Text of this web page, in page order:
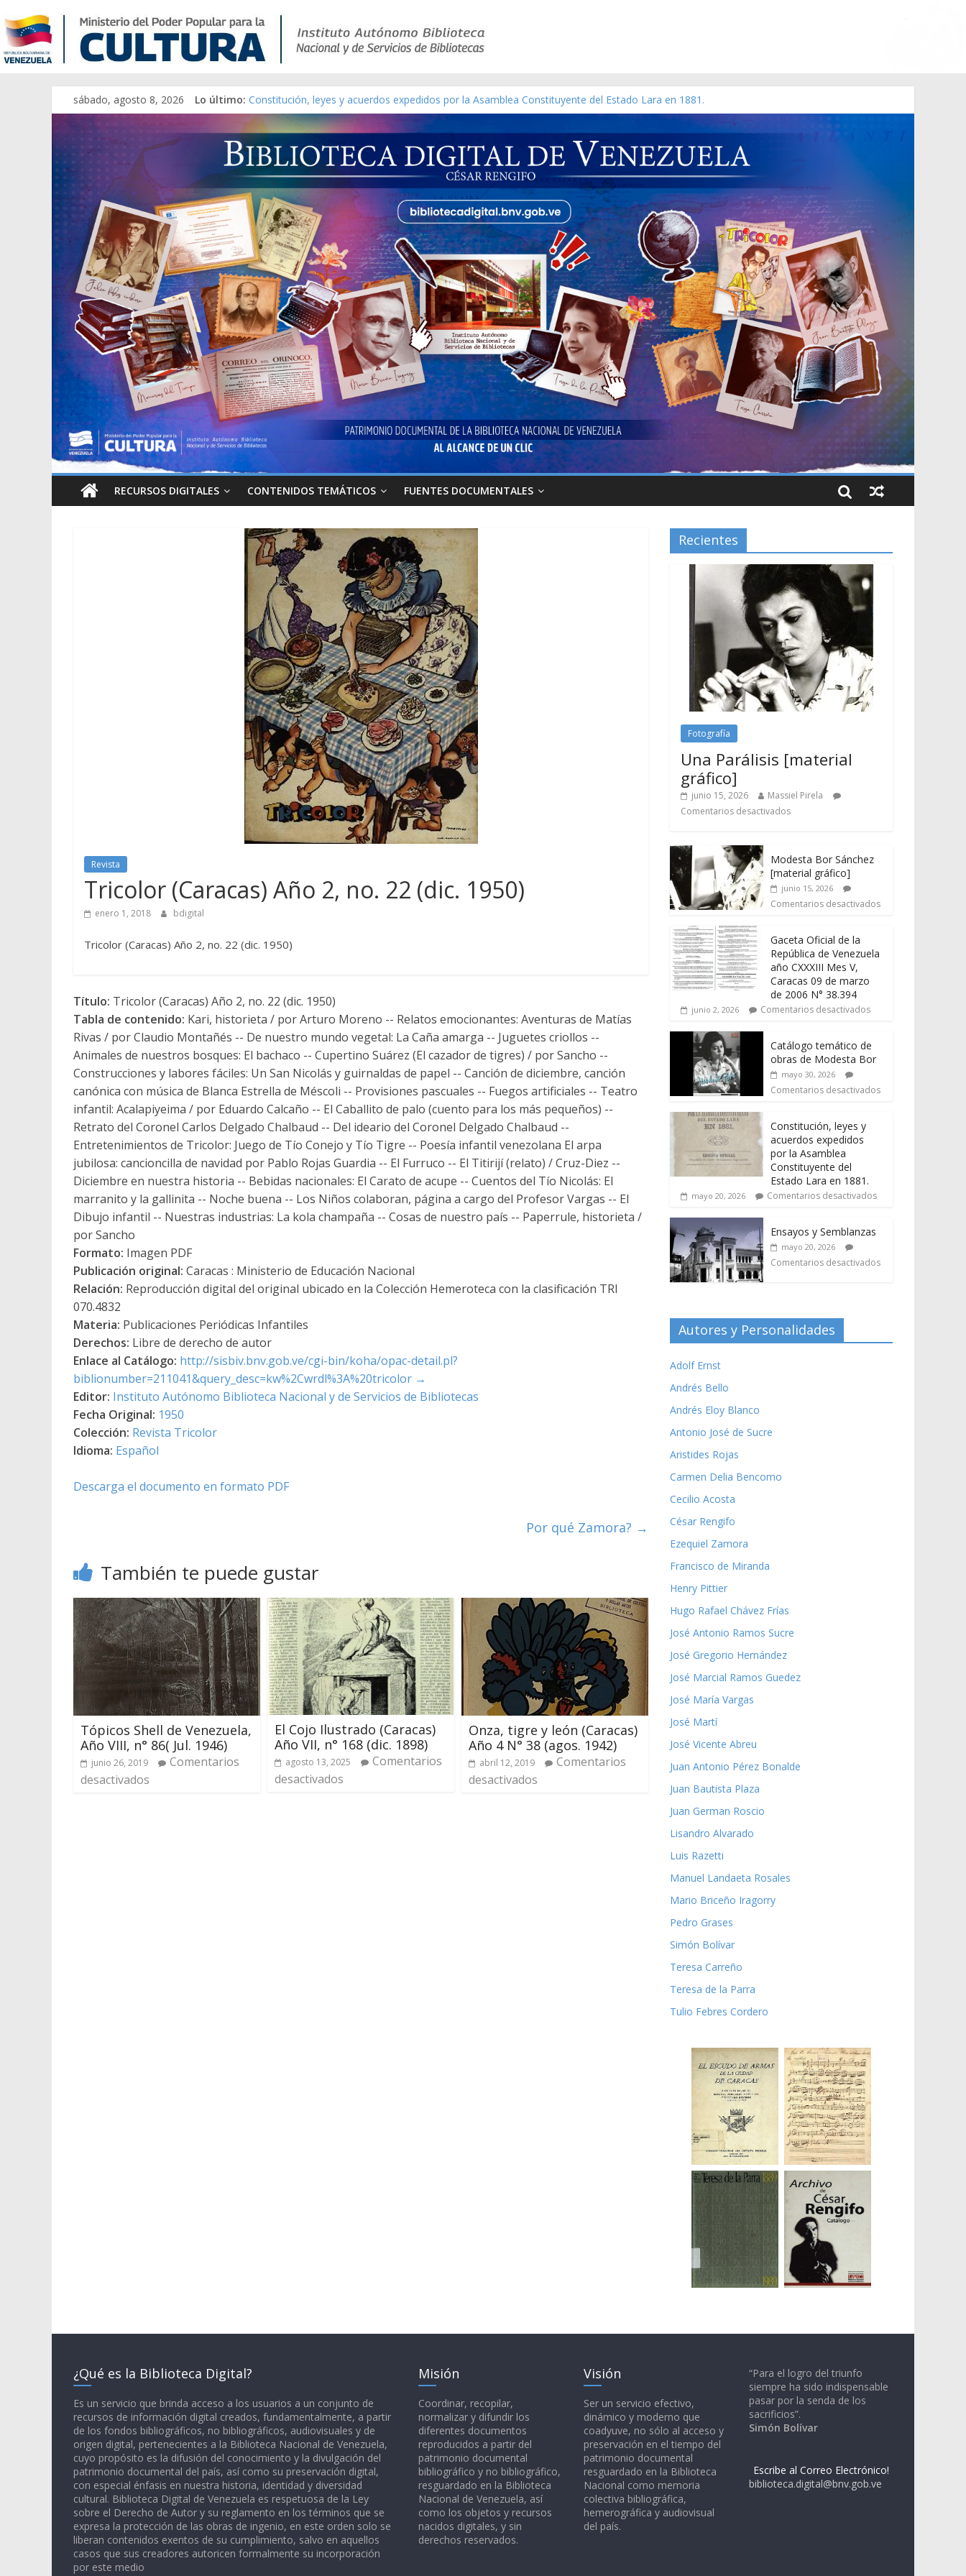
sábado, agosto 8, 2026 Lo último: Catálogo temático de obras de Modesta Bor
Constitución, leyes y acuerdos expedidos por la Asamblea Constituyente del Estado Lara en 1881.
Una Parálisis [material gráfico]
Modesta Bor Sánchez [material gráfico]
Gaceta Oficial de la República de Venezuela año CXXXIII Mes V, Caracas 09 de marzo de 2006 N° 38.394
RECURSOS DIGITALES CONTENIDOS TEMÁTICOS FUENTES DOCUMENTALES
Revista
Tricolor (Caracas) Año 2, no. 22 (dic. 1950)
enero 1, 2018 bdigital
Tricolor (Caracas) Año 2, no. 22 (dic. 1950)
Título: Tricolor (Caracas) Año 2, no. 22 (dic. 1950)
Tabla de contenido: Kari, historieta / por Arturo Moreno -- Relatos emocionantes: Aventuras de Matías
Rivas / por Claudio Montañés -- De nuestro mundo vegetal: La Caña amarga -- Juguetes criollos --
Animales de nuestros bosques: El bachaco -- Cupertino Suárez (El cazador de tigres) / por Sancho --
Construcciones y labores fáciles: Un San Nicolás y guirnaldas de papel -- Canción de diciembre, canción
canónica con música de Blanca Estrella de Méscoli -- Provisiones pascuales -- Fuegos artificiales -- Teatro
infantil: Acalapiyeima / por Eduardo Calcaño -- El Caballito de palo (cuento para los más pequeños) --
Retrato del Coronel Carlos Delgado Chalbaud -- Del ideario del Coronel Delgado Chalbaud --
Entretenimientos de Tricolor: Juego de Tío Conejo y Tío Tigre -- Poesía infantil venezolana El arpa
jubilosa: cancioncilla de navidad por Pablo Rojas Guardia -- El Furruco -- El Titirijí (relato) / Cruz-Diez --
Diciembre en nuestra historia -- Bebidas nacionales: El Carato de acupe -- Cuentos del Tío Nicolás: El
marranito y la gallinita -- Noche buena -- Los Niños colaboran, página a cargo del Profesor Vargas -- El
Dibujo infantil -- Nuestras industrias: La kola champaña -- Cosas de nuestro país -- Paperrule, historieta /
por Sancho
Formato: Imagen PDF
Publicación original: Caracas : Ministerio de Educación Nacional
Relación: Reproducción digital del original ubicado en la Colección Hemeroteca con la clasificación TRI
070.4832
Materia: Publicaciones Periódicas Infantiles
Derechos: Libre de derecho de autor
Enlace al Catálogo: http://sisbiv.bnv.gob.ve/cgi-bin/koha/opac-detail.pl?
biblionumber=211041&query_desc=kw%2Cwrdl%3A%20tricolor →
Editor: Instituto Autónomo Biblioteca Nacional y de Servicios de Bibliotecas
Fecha Original: 1950
Colección: Revista Tricolor
Idioma: Español
Descarga el documento en formato PDF
Por qué Zamora? →
También te puede gustar
Tópicos Shell de Venezuela,
Año VIII, n° 86( Jul. 1946)
junio 26, 2019
Comentarios
desactivados
El Cojo Ilustrado (Caracas)
Año VII, n° 168 (dic. 1898)
agosto 13, 2025
Comentarios
desactivados
Onza, tigre y león (Caracas)
Año 4 N° 38 (agos. 1942)
abril 12, 2019
Comentarios
desactivados
Recientes
Fotografía
Una Parálisis [material
gráfico]
junio 15, 2026
Massiel Pirela
Comentarios desactivados
Modesta Bor Sánchez
[material gráfico]
junio 15, 2026
Comentarios desactivados
Gaceta Oficial de la
República de Venezuela
año CXXXIII Mes V,
Caracas 09 de marzo
de 2006 N° 38.394
junio 2, 2026 Comentarios desactivados
Catálogo temático de
obras de Modesta Bor
mayo 30, 2026
Comentarios desactivados
Constitución, leyes y
acuerdos expedidos
por la Asamblea
Constituyente del
Estado Lara en 1881.
mayo 20, 2026 Comentarios desactivados
Ensayos y Semblanzas
mayo 20, 2026
Comentarios desactivados
Autores y Personalidades
Adolf Ernst
Andrés Bello
Andrés Eloy Blanco
Antonio José de Sucre
Aristides Rojas
Carmen Delia Bencomo
Cecilio Acosta
César Rengifo
Ezequiel Zamora
Francisco de Miranda
Henry Pittier
Hugo Rafael Chávez Frías
José Antonio Ramos Sucre
José Gregorio Hernández
José Marcial Ramos Guedez
José María Vargas
José Martí
José Vicente Abreu
Juan Antonio Pérez Bonalde
Juan Bautista Plaza
Juan German Roscio
Lisandro Alvarado
Luis Razetti
Manuel Landaeta Rosales
Mario Briceño Iragorry
Pedro Grases
Simón Bolívar
Teresa Carreño
Teresa de la Parra
Tulio Febres Cordero
¿Qué es la Biblioteca Digital?
Es un servicio que brinda acceso a los usuarios a un conjunto de
recursos de información digital creados, fundamentalmente, a partir
de los fondos bibliográficos, no bibliográficos, audiovisuales y de
origen digital, pertenecientes a la Biblioteca Nacional de Venezuela,
cuyo propósito es la difusión del conocimiento y la divulgación del
patrimonio documental del país, así como su preservación digital,
con especial énfasis en nuestra historia, identidad y diversidad
cultural. Biblioteca Digital de Venezuela es respetuosa de la Ley
sobre el Derecho de Autor y su reglamento en los términos que se
expresa la protección de las obras de ingenio, en este orden solo se
liberan contenidos exentos de su cumplimiento, salvo en aquellos
casos que sus creadores autoricen formalmente su incorporación
por este medio
Misión
Coordinar, recopilar,
normalizar y difundir los
diferentes documentos
reproducidos a partir del
patrimonio documental
bibliográfico y no bibliográfico,
resguardado en la Biblioteca
Nacional de Venezuela, así
como los objetos y recursos
nacidos digitales, y sin
derechos reservados.
Visión
Ser un servicio efectivo,
dinámico y moderno que
coadyuve, no sólo al acceso y
preservación en el tiempo del
patrimonio documental
resguardado en la Biblioteca
Nacional como memoria
colectiva bibliográfica,
hemerográfica y audiovisual
del país.
“Para el logro del triunfo
siempre ha sido indispensable
pasar por la senda de los
sacrificios”.
Simón Bolívar
Escribe al Correo Electrónico!
biblioteca.digital@bnv.gob.ve